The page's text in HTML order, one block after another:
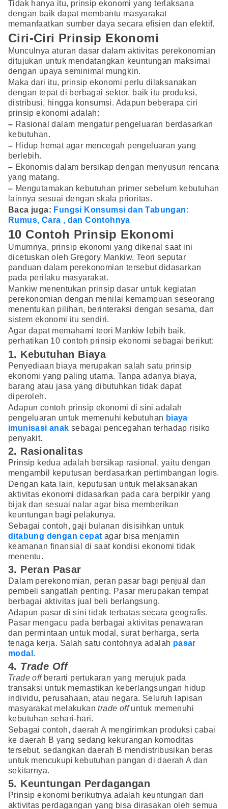
Tidak hanya itu, prinsip ekonomi yang terlaksana
dengan baik dapat membantu masyarakat
memanfaatkan sumber daya secara efisien dan efektif.
Ciri-Ciri Prinsip Ekonomi
Munculnya aturan dasar dalam aktivitas perekonomian
ditujukan untuk mendatangkan keuntungan maksimal
dengan upaya seminimal mungkin.
Maka dari itu, prinsip ekonomi perlu dilaksanakan
dengan tepat di berbagai sektor, baik itu produksi,
distribusi, hingga konsumsi. Adapun beberapa ciri
prinsip ekonomi adalah:
– Rasional dalam mengatur pengeluaran berdasarkan
kebutuhan.
– Hidup hemat agar mencegah pengeluaran yang
berlebih.
– Ekonomis dalam bersikap dengan menyusun rencana
yang matang.
– Mengutamakan kebutuhan primer sebelum kebutuhan
lainnya sesuai dengan skala prioritas.
Baca juga: Fungsi Konsumsi dan Tabungan:
Rumus, Cara , dan Contohnya
10 Contoh Prinsip Ekonomi
Umumnya, prinsip ekonomi yang dikenal saat ini
dicetuskan oleh Gregory Mankiw. Teori seputar
panduan dalam perekonomian tersebut didasarkan
pada perilaku masyarakat.
Mankiw menentukan prinsip dasar untuk kegiatan
perekonomian dengan menilai kemampuan seseorang
menentukan pilihan, berinteraksi dengan sesama, dan
sistem ekonomi itu sendiri.
Agar dapat memahami teori Mankiw lebih baik,
perhatikan 10 contoh prinsip ekonomi sebagai berikut:
1. Kebutuhan Biaya
Penyediaan biaya merupakan salah satu prinsip
ekonomi yang paling utama. Tanpa adanya biaya,
barang atau jasa yang dibutuhkan tidak dapat
diperoleh.
Adapun contoh prinsip ekonomi di sini adalah
pengeluaran untuk memenuhi kebutuhan biaya
imunisasi anak sebagai pencegahan terhadap risiko
penyakit.
2. Rasionalitas
Prinsip kedua adalah bersikap rasional, yaitu dengan
mengambil keputusan berdasarkan pertimbangan logis.
Dengan kata lain, keputusan untuk melaksanakan
aktivitas ekonomi didasarkan pada cara berpikir yang
bijak dan sesuai nalar agar bisa memberikan
keuntungan bagi pelakunya.
Sebagai contoh, gaji bulanan disisihkan untuk
ditabung dengan cepat agar bisa menjamin
keamanan finansial di saat kondisi ekonomi tidak
menentu.
3. Peran Pasar
Dalam perekonomian, peran pasar bagi penjual dan
pembeli sangatlah penting. Pasar merupakan tempat
berbagai aktivitas jual beli berlangsung.
Adapun pasar di sini tidak terbatas secara geografis.
Pasar mengacu pada berbagai aktivitas penawaran
dan permintaan untuk modal, surat berharga, serta
tenaga kerja. Salah satu contohnya adalah pasar
modal .
4. Trade Off
Trade offberarti pertukaran yang merujuk pada
transaksi untuk memastikan keberlangsungan hidup
individu, perusahaan, atau negara. Seluruh lapisan
masyarakat melakukantrade offuntuk memenuhi
kebutuhan sehari-hari.
Sebagai contoh, daerah A mengirimkan produksi cabai
ke daerah B yang sedang kekurangan komoditas
tersebut, sedangkan daerah B mendistribusikan beras
untuk mencukupi kebutuhan pangan di daerah A dan
sekitarnya.
5. Keuntungan Perdagangan
Prinsip ekonomi berikutnya adalah keuntungan dari
aktivitas perdagangan yang bisa dirasakan oleh semua